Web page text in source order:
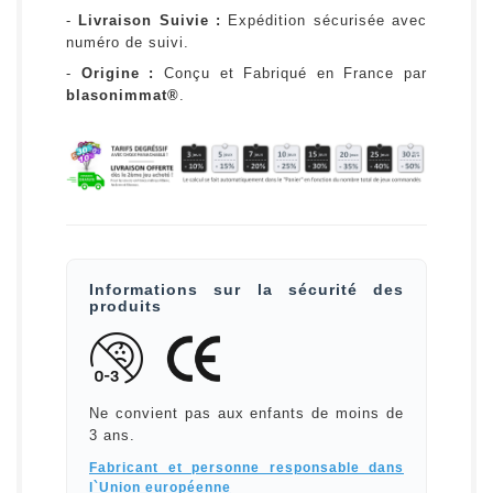
- Livraison Suivie :
Expédition sécurisée avec
numéro de suivi.
- Origine :
Conçu et Fabriqué en France par
blasonimmat®.
Informations sur la sécurité des
produits
Ne convient pas aux enfants de moins de
3 ans.
Fabricant et personne responsable dans
l`Union européenne